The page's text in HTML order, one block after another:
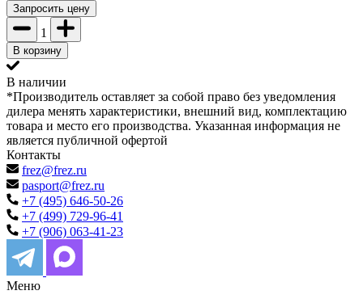
Запросить цену
1
В корзину
В наличии
*Производитель оставляет за собой право без уведомления
дилера менять характеристики, внешний вид, комплектацию
товара и место его производства. Указанная информация не
является публичной офертой
Контакты
frez@frez.ru
pasport@frez.ru
+7 (495) 646-50-26
+7 (499) 729-96-41
+7 (906) 063-41-23
Меню